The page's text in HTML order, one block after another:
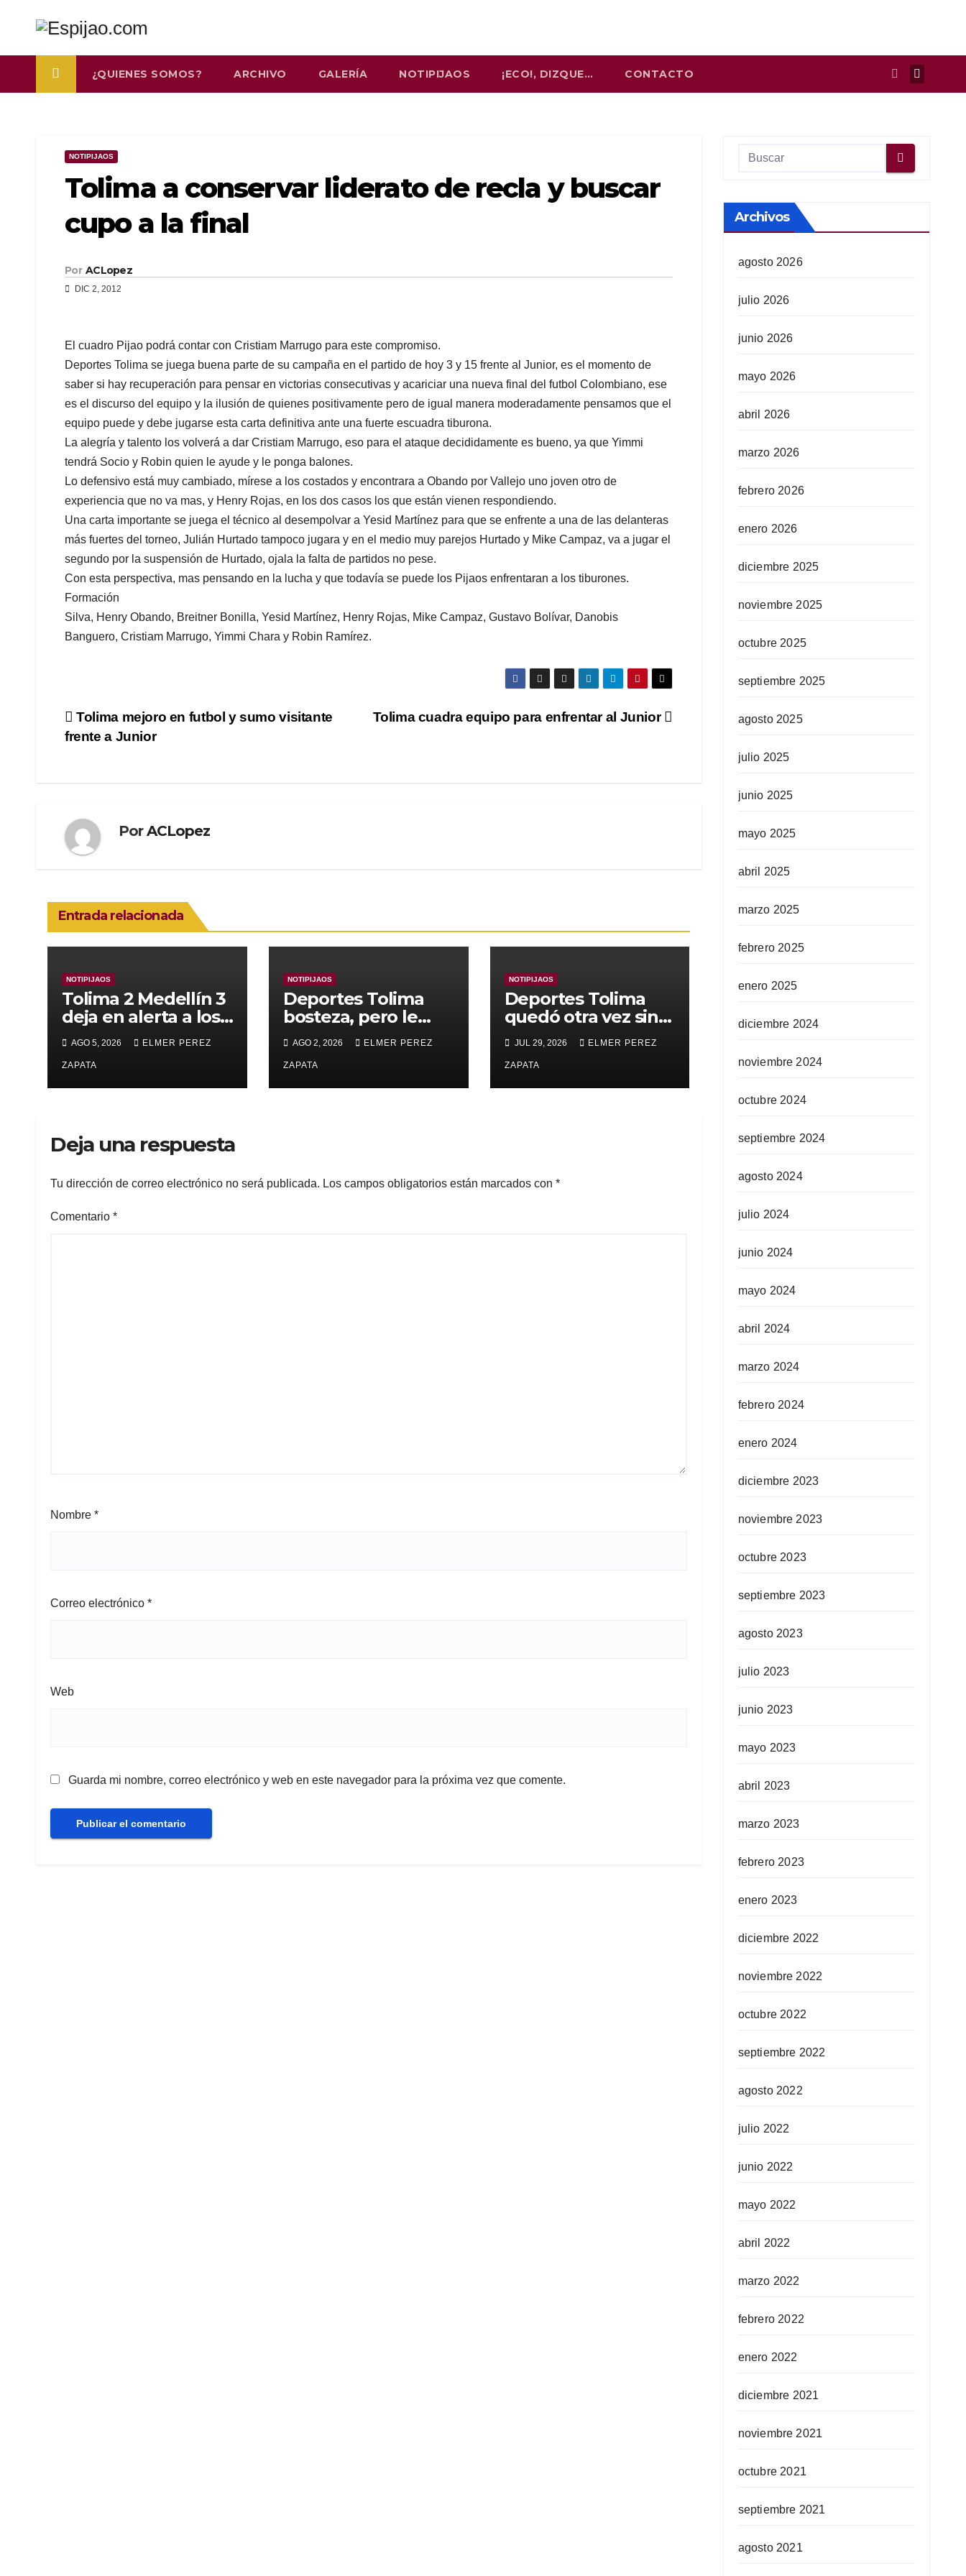
contenido
¿QUIENES SOMOS? ARCHIVO GALERÍA NOTIPIJAOS ¡ECO!, DIZQUE… CONTACTO
NOTIPIJAOS
Tolima a conservar liderato de recla y buscar
cupo a la final
Por ACLopez
DIC 2, 2012
El cuadro Pijao podrá contar con Cristiam Marrugo para este compromiso.
Deportes Tolima se juega buena parte de su campaña en el partido de hoy 3 y 15 frente al Junior, es el momento de
saber si hay recuperación para pensar en victorias consecutivas y acariciar una nueva final del futbol Colombiano, ese
es el discurso del equipo y la ilusión de quienes positivamente pero de igual manera moderadamente pensamos que el
equipo puede y debe jugarse esta carta definitiva ante una fuerte escuadra tiburona.
La alegría y talento los volverá a dar Cristiam Marrugo, eso para el ataque decididamente es bueno, ya que Yimmi
tendrá Socio y Robin quien le ayude y le ponga balones.
Lo defensivo está muy cambiado, mírese a los costados y encontrara a Obando por Vallejo uno joven otro de
experiencia que no va mas, y Henry Rojas, en los dos casos los que están vienen respondiendo.
Una carta importante se juega el técnico al desempolvar a Yesid Martínez para que se enfrente a una de las delanteras
más fuertes del torneo, Julián Hurtado tampoco jugara y en el medio muy parejos Hurtado y Mike Campaz, va a jugar el
segundo por la suspensión de Hurtado, ojala la falta de partidos no pese.
Con esta perspectiva, mas pensando en la lucha y que todavía se puede los Pijaos enfrentaran a los tiburones.
Formación
Silva, Henry Obando, Breitner Bonilla, Yesid Martínez, Henry Rojas, Mike Campaz, Gustavo Bolívar, Danobis
Banguero, Cristiam Marrugo, Yimmi Chara y Robin Ramírez.
Navegación
Tolima cuadra equipo para enfrentar al Junior
Tolima mejoro en futbol y sumo visitante
frente a Junior
PorACLopez
Entrada relacionada
NOTIPIJAOS
Tolima 2 Medellín 3
deja en alerta a los
pijaos por su fútbol
irregular
AGO 5, 2026 ELMER PEREZ
ZAPATA
NOTIPIJAOS
Deportes Tolima
bosteza, pero le
alcanza para
superar a Alianza
Valledupar 2 A 1
AGO 2, 2026 ELMER PEREZ
ZAPATA
NOTIPIJAOS
Deportes Tolima
quedó otra vez sin
Copa
JUL 29, 2026 ELMER PEREZ
ZAPATA
Deja una respuesta
Tu dirección de correo electrónico no será publicada. Los campos obligatorios están marcados con *
Comentario *
Nombre *
Correo electrónico *
Web
Guarda mi nombre, correo electrónico y web en este navegador para la próxima vez que comente.
Archivos
agosto 2026
julio 2026
junio 2026
mayo 2026
abril 2026
marzo 2026
febrero 2026
enero 2026
diciembre 2025
noviembre 2025
octubre 2025
septiembre 2025
agosto 2025
julio 2025
junio 2025
mayo 2025
abril 2025
marzo 2025
febrero 2025
enero 2025
diciembre 2024
noviembre 2024
octubre 2024
septiembre 2024
agosto 2024
julio 2024
junio 2024
mayo 2024
abril 2024
marzo 2024
febrero 2024
enero 2024
diciembre 2023
noviembre 2023
octubre 2023
septiembre 2023
agosto 2023
julio 2023
junio 2023
mayo 2023
abril 2023
marzo 2023
febrero 2023
enero 2023
diciembre 2022
noviembre 2022
octubre 2022
septiembre 2022
agosto 2022
julio 2022
junio 2022
mayo 2022
abril 2022
marzo 2022
febrero 2022
enero 2022
diciembre 2021
noviembre 2021
octubre 2021
septiembre 2021
agosto 2021